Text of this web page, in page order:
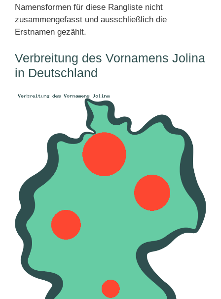
Namensformen für diese Rangliste nicht
zusammengefasst und ausschließlich die
Erstnamen gezählt.
Verbreitung des Vornamens Jolina
in Deutschland